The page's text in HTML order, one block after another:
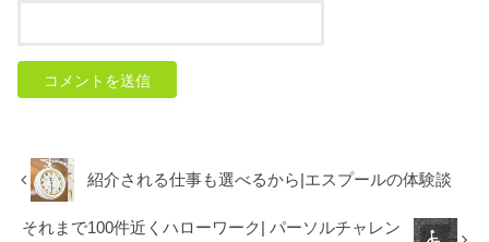
紹介される仕事も選べるから|エスプールの体験談
それまで100件近くハローワーク| パーソルチャレン